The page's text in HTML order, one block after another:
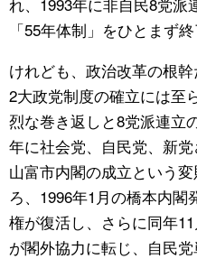
「55年体制」をひとまず終
けれども、政治改革の根
2大政党制度の確立には至
烈な巻き返しと8党派連立
年に社会党、自民党、新
山富市内閣の成立という
ろ、1996年1月の橋本内
権が復活し、さらに同年
が閣外協力に転じ、自民党